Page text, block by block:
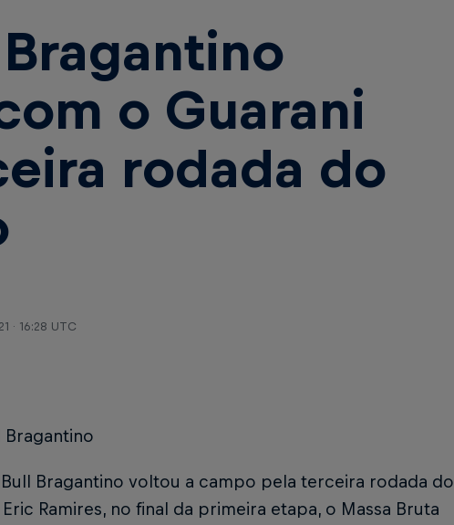
o Guarani
rodada do
· 16:28 UTC
Bragantino
Bragantino voltou a campo pela terceira rodada do
Ramires, no final da primeira etapa, o Massa Bruta